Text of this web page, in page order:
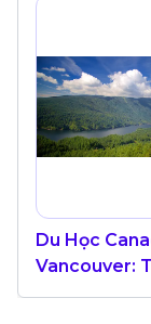
Du Học
Vancouver:
Thành Phố